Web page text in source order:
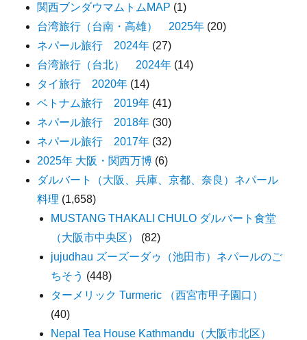
関西ブンダウマムトムMAP (1)
台湾旅行（台南・高雄） 2025年 (20)
ネパール旅行 2024年 (27)
台湾旅行（台北） 2024年 (14)
タイ旅行 2020年 (14)
ベトナム旅行 2019年 (41)
ネパール旅行 2018年 (30)
ネパール旅行 2017年 (32)
2025年 大阪・関西万博 (6)
ダルバート（大阪、兵庫、京都、奈良）ネパール
料理 (1,658)
MUSTANG THAKALI CHULO ダルバート食堂
（大阪市中央区）
(82)
jujudhau ズーズーダゥ（池田市）ネパールのご
ちそう (448)
ターメリック Turmeric （西宮市甲子園口）
(40)
Nepal Tea House Kathmandu（大阪市北区）